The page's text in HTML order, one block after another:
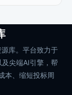
库。平台致力于
尖端AI引擎，帮
本、缩短投标周